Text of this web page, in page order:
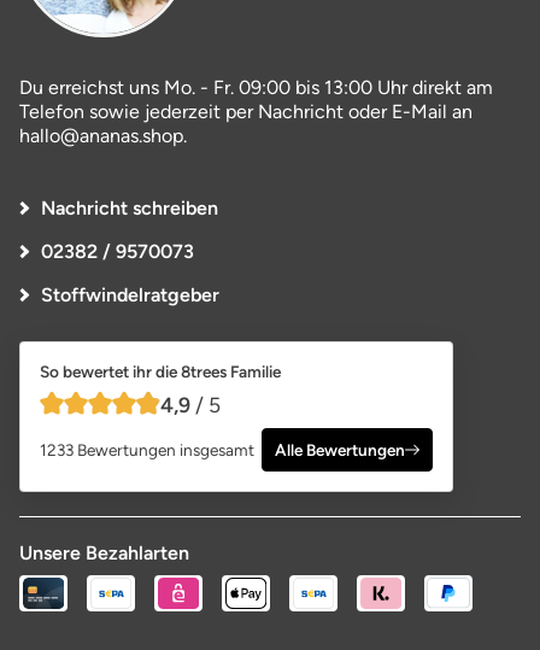
Du erreichst uns Mo. - Fr. 09:00 bis 13:00 Uhr direkt am
Telefon sowie jederzeit per Nachricht oder E-Mail an
hallo@ananas.shop.
Nachricht schreiben
02382 / 9570073
Stoffwindelratgeber
So bewertet ihr die 8trees Familie
4,9 von 5 Sternen
4,9 / 5
1233 Bewertungen insgesamt Alle Bewertungen
Unsere Bezahlarten